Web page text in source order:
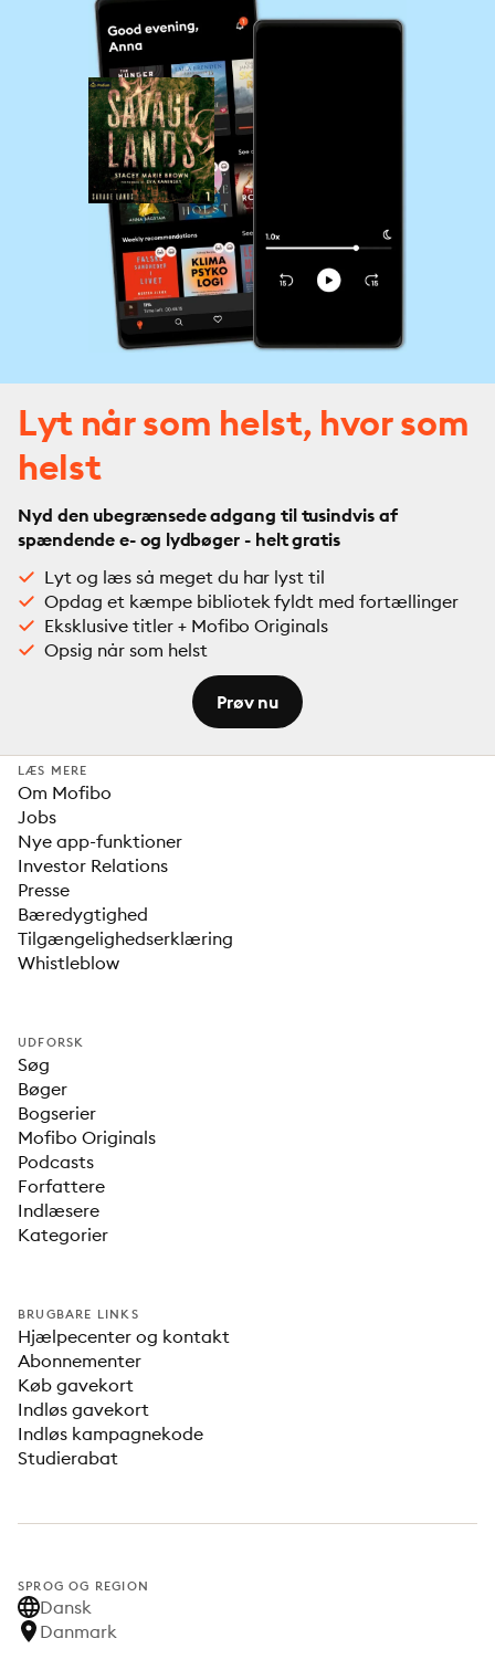
Lyt når som helst, hvor som
helst
Nyd den ubegrænsede adgang til tusindvis af
spændende e- og lydbøger - helt gratis
Lyt og læs så meget du har lyst til
Opdag et kæmpe bibliotek fyldt med fortællinger
Eksklusive titler + Mofibo Originals
Opsig når som helst
Prøv nu
LÆS MERE
Om Mofibo
Jobs
Nye app-funktioner
Investor Relations
Presse
Bæredygtighed
Tilgængelighedserklæring
Whistleblow
UDFORSK
Søg
Bøger
Bogserier
Mofibo Originals
Podcasts
Forfattere
Indlæsere
Kategorier
BRUGBARE LINKS
Hjælpecenter og kontakt
Abonnementer
Køb gavekort
Indløs gavekort
Indløs kampagnekode
Studierabat
SPROG OG REGION
Dansk
Danmark